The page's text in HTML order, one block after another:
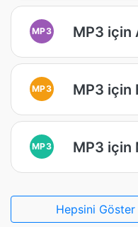
MP3 MP3 için
MP3 MP3 için
MP3 MP3 için
Hepsini